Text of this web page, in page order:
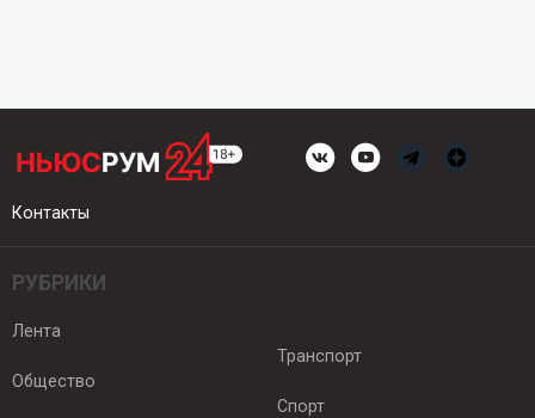
Контакты
РУБРИКИ
Лента
Общество
Транспорт
Спорт